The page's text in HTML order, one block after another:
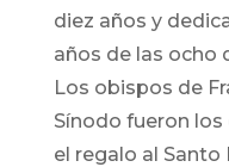
diez años y
años de las ocho
Los obispos de
Sínodo fueron
el regalo al Santo